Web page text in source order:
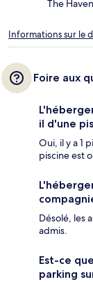
The
Informations sur le
Foire aux
il d'une
Oui, il y a 1
piscine est
Désolé, les
admis.
Est-ce
parking